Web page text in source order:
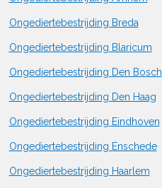
Ongediertebestrijding Breda
Ongediertebestrijding Blaricum
Ongediertebestrijding Den Bosch
Ongediertebestrijding Den Haag
Ongediertebestrijding Eindhoven
Ongediertebestrijding Enschede
Ongediertebestrijding Haarlem